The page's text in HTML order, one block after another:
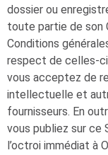
dossier ou
toute partie de son
Conditions
respect de celles-
vous acceptez de
intellectuelle et
fournisseurs. En
vous publiez sur ce
l’octroi immédiat à